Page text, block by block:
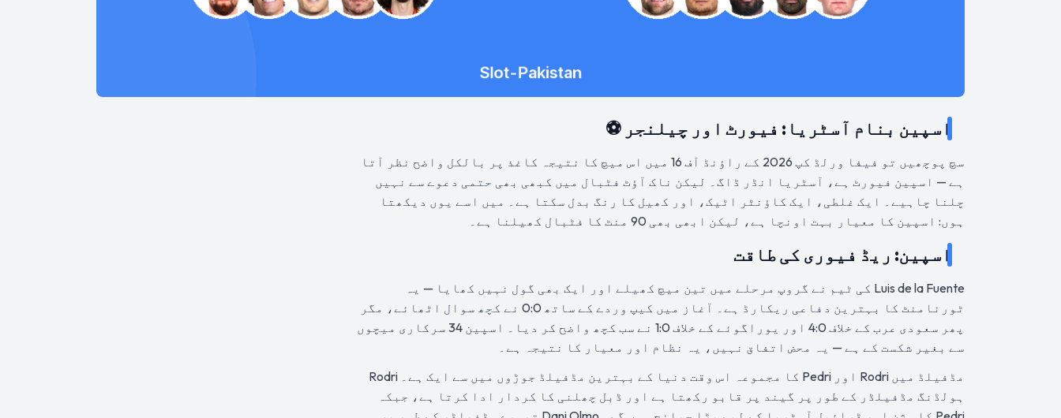
اسپین بنام آسٹریا: فیورٹ اور چیلنجر ⚽
سچ پوچھیں تو فیفا ورلڈ کپ 2026 کے راؤنڈ آف 16 میں اس میچ کا نتیجہ کاغذ پر بالکل واضح نظر آتا
ہے — اسپین فیورٹ ہے، آسٹریا انڈر ڈاگ۔ لیکن ناک آؤٹ فٹبال میں کبھی بھی حتمی دعوے سے نہیں
چلنا چاہیے۔ ایک غلطی، ایک کاؤنٹر اٹیک، اور کھیل کا رنگ بدل سکتا ہے۔ میں اسے یوں دیکھتا
ہوں: اسپین کا معیار بہت اونچا ہے، لیکن ابھی بھی 90 منٹ کا فٹبال کھیلنا ہے۔
اسپین: ریڈ فیوری کی طاقت
Luis de la Fuente کی ٹیم نے گروپ مرحلے میں تین میچ کھیلے اور ایک بھی گول نہیں کھایا — یہ
ٹورنامنٹ کا بہترین دفاعی ریکارڈ ہے۔ آغاز میں کیپ وردے کے ساتھ 0:0 نے کچھ سوال اٹھائے، مگر
پھر سعودی عرب کے خلاف 4:0 اور یوراگوئے کے خلاف 1:0 نے سب کچھ واضح کر دیا۔ اسپین 34 سرکاری میچوں
سے بغیر شکست کے ہے — یہ محض اتفاق نہیں، یہ نظام اور معیار کا نتیجہ ہے۔
مڈفیلڈ میں Rodri اور Pedri کا مجموعہ اس وقت دنیا کے بہترین مڈفیلڈ جوڑوں میں سے ایک ہے۔ Rodri
ہولڈنگ مڈفیلڈر کے طور پر گیند پر قابو رکھتا ہے اور ڈبل چھلنی کا کردار ادا کرتا ہے، جبکہ